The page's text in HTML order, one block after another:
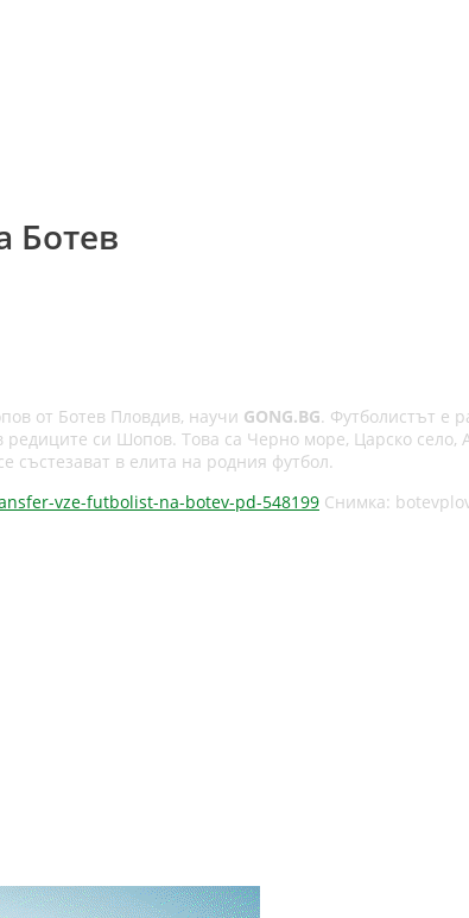
Ботев
от Ботев Пловдив, научи GONG.BG. Футболистът е
си Шопов. Това са Черно море, Царско
състезават в елита на родния футбол.
vze-futbolist-na-botev-pd-548199 Снимка: